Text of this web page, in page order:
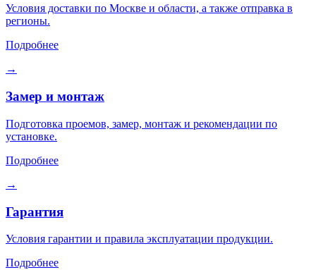
Условия доставки по Москве и области, а также отправка в
регионы.
Подробнее
→
Замер и монтаж
Подготовка проемов, замер, монтаж и рекомендации по
установке.
Подробнее
→
Гарантия
Условия гарантии и правила эксплуатации продукции.
Подробнее